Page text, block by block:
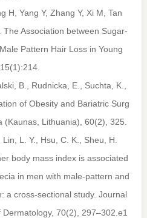
H, Yang Y, Zhang Y, Xi M, Tan
The Association between Sugar-
Pattern Hair Loss in Young
B., Rudnicka, E., Suchta, K.,
of Obesity and Bariatric Surg
(Kaunas, Lithuania) 60(2), 325.
L. Y., Hsu, C. K., Sheu, H.
body mass index is associated
in men with male-pattern and
a cross-sectional study. Journal
Dermatology, 70(2), 297–302.e1